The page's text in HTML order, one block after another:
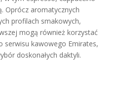
Oprócz aromatycznych
profilach smakowych,
mogą również korzystać
serwisu kawowego Emirates,
doskonałych daktyli.